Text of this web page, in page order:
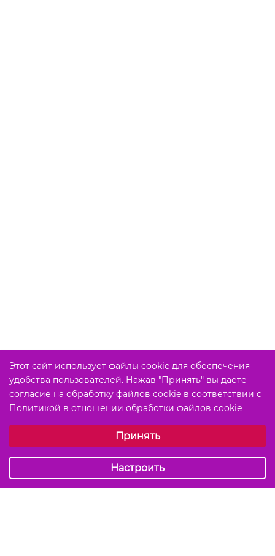
Этот сайт использует файлы cookie для обеспечения
удобства пользователей. Нажав "Принять" вы даете
согласие на обработку файлов cookie в соответствии с
Политикой в отношении обработки файлов cookie
Обязательные (технические)Принять
Настроить